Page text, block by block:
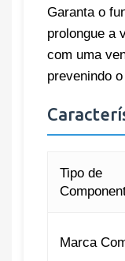
Garanta o
prolongue a
com uma
prevenindo
Tipo de
Marca